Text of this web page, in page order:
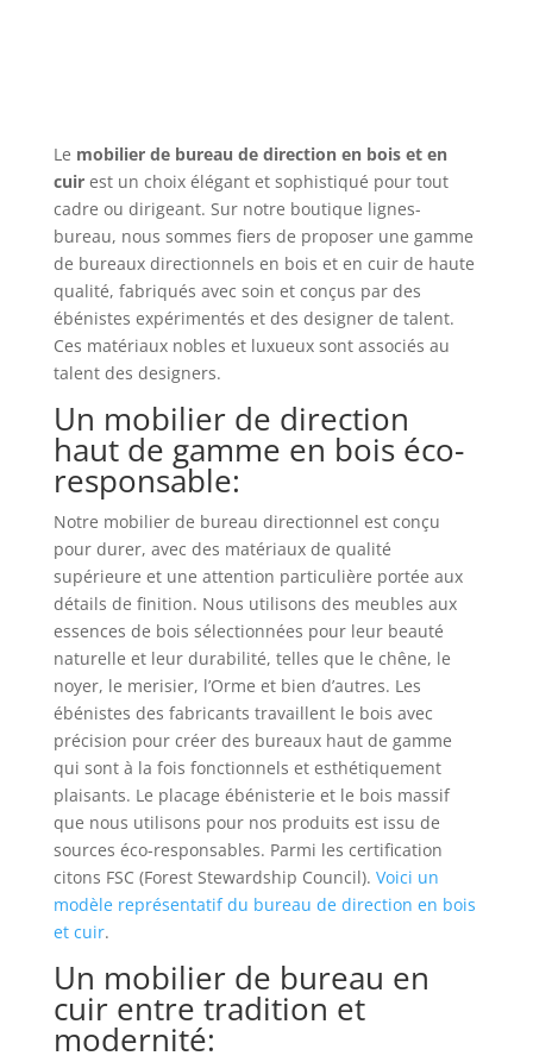
Le mobilier de bureau de direction en bois et en
cuirest un choix élégant et sophistiqué pour tout
cadre ou dirigeant. Sur notre boutique lignes-
bureau, nous sommes fiers de proposer une gamme
de bureaux directionnels en bois et en cuir de haute
qualité, fabriqués avec soin et conçus par des
ébénistes expérimentés et des designer de talent.
Ces matériaux nobles et luxueux sont associés au
talent des designers.
Un mobilier de direction
haut de gamme en bois éco-
responsable:
Notre mobilier de bureau directionnel est conçu
pour durer, avec des matériaux de qualité
supérieure et une attention particulière portée aux
détails de finition. Nous utilisons des meubles aux
essences de bois sélectionnées pour leur beauté
naturelle et leur durabilité, telles que le chêne, le
noyer, le merisier, l’Orme et bien d’autres. Les
ébénistes des fabricants travaillent le bois avec
précision pour créer des bureaux haut de gamme
qui sont à la fois fonctionnels et esthétiquement
plaisants. Le placage ébénisterie et le bois massif
que nous utilisons pour nos produits est issu de
sources éco-responsables. Parmi les certification
citons FSC (Forest Stewardship Council). Voici un
modèle représentatif du bureau de direction en bois
et cuir.
Un mobilier de bureau en
cuir entre tradition et
modernité: